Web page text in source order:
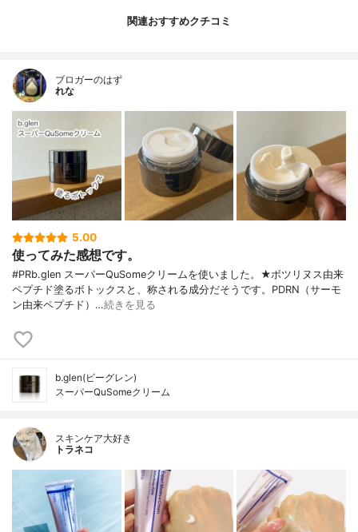
関連おすすめクチコミ
ブロガーのはず
れな
5.00
使ってみた感想です。
#PRb.glen スーパーQuSomeクリームを使いました。★ボツリヌス由来
ペプチド塗るボトックスと、称される成分だそうです。PDRN（サーモ
ン由来ペプチド）…続きを見る
b.glen(ビーグレン)
スーパーQuSomeクリーム
スキンケア大好き
トラネコ